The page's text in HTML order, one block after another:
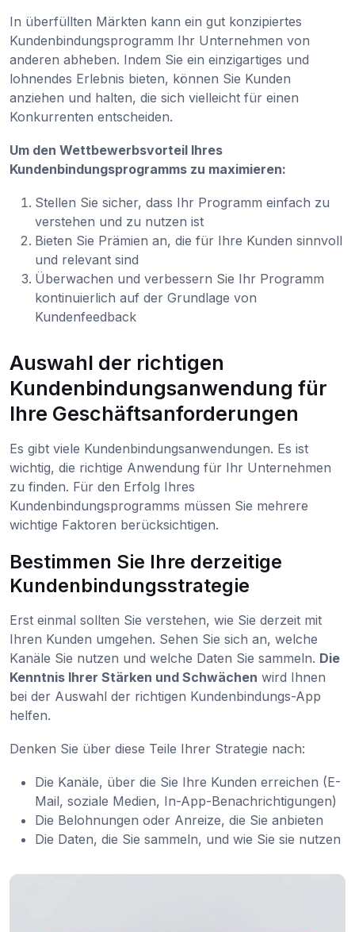
In überfüllten Märkten kann ein gut konzipiertes
Kundenbindungsprogramm Ihr Unternehmen von
anderen abheben. Indem Sie ein einzigartiges und
lohnendes Erlebnis bieten, können Sie Kunden
anziehen und halten, die sich vielleicht für einen
Konkurrenten entscheiden.
Um den Wettbewerbsvorteil Ihres
Kundenbindungsprogramms zu maximieren:
Stellen Sie sicher, dass Ihr Programm einfach zu
verstehen und zu nutzen ist
Bieten Sie Prämien an, die für Ihre Kunden sinnvoll
und relevant sind
Überwachen und verbessern Sie Ihr Programm
kontinuierlich auf der Grundlage von
Kundenfeedback
Auswahl der richtigen
Kundenbindungsanwendung für
Ihre Geschäftsanforderungen
Es gibt viele Kundenbindungsanwendungen. Es ist
wichtig, die richtige Anwendung für Ihr Unternehmen
zu finden. Für den Erfolg Ihres
Kundenbindungsprogramms müssen Sie mehrere
wichtige Faktoren berücksichtigen.
Bestimmen Sie Ihre derzeitige
Kundenbindungsstrategie
Erst einmal sollten Sie verstehen, wie Sie derzeit mit
Ihren Kunden umgehen. Sehen Sie sich an, welche
Kanäle Sie nutzen und welche Daten Sie sammeln. Die
Kenntnis Ihrer Stärken und Schwächen wird Ihnen
bei der Auswahl der richtigen Kundenbindungs-App
helfen.
Denken Sie über diese Teile Ihrer Strategie nach:
Die Kanäle, über die Sie Ihre Kunden erreichen (E-
Mail, soziale Medien, In-App-Benachrichtigungen)
Die Belohnungen oder Anreize, die Sie anbieten
Die Daten, die Sie sammeln, und wie Sie sie nutzen